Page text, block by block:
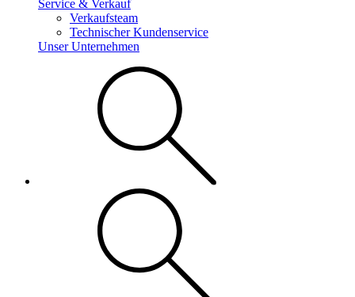
Service & Verkauf
Verkaufsteam
Technischer Kundenservice
Unser Unternehmen